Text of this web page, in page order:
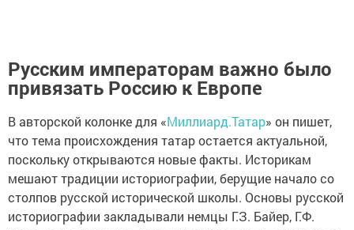
Русским императорам важно было
привязать Россию к Европе
В авторской колонке для «Миллиард.Татар» он пишет,
что тема происхождения татар остается актуальной,
поскольку открываются новые факты. Историкам
мешают традиции историографии, берущие начало со
столпов русской исторической школы. Основы русской
историографии закладывали немцы Г.З. Байер, Г.Ф.